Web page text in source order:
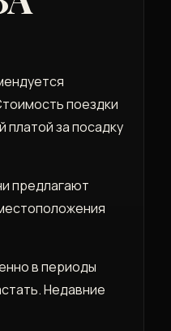
поездки
платой за посадку
предлагают
в периоды
Недавние